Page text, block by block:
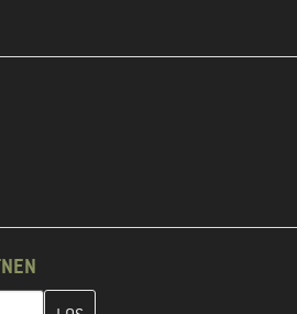
ein und erstelle im nächsten